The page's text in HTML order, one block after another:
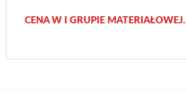
CENA W I GRUPIE MATERIAŁOWEJ.